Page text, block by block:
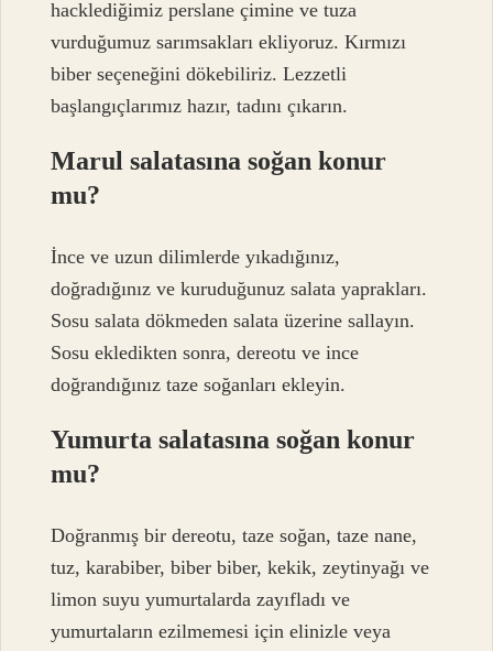
hacklediğimiz perslane çimine ve tuza
vurduğumuz sarımsakları ekliyoruz. Kırmızı
biber seçeneğini dökebiliriz. Lezzetli
başlangıçlarımız hazır, tadını çıkarın.
Marul salatasına soğan konur
mu?
İnce ve uzun dilimlerde yıkadığınız,
doğradığınız ve kuruduğunuz salata yaprakları.
Sosu salata dökmeden salata üzerine sallayın.
Sosu ekledikten sonra, dereotu ve ince
doğrandığınız taze soğanları ekleyin.
Yumurta salatasına soğan konur
mu?
Doğranmış bir dereotu, taze soğan, taze nane,
tuz, karabiber, biber biber, kekik, zeytinyağı ve
limon suyu yumurtalarda zayıfladı ve
yumurtaların ezilmemesi için elinizle veya